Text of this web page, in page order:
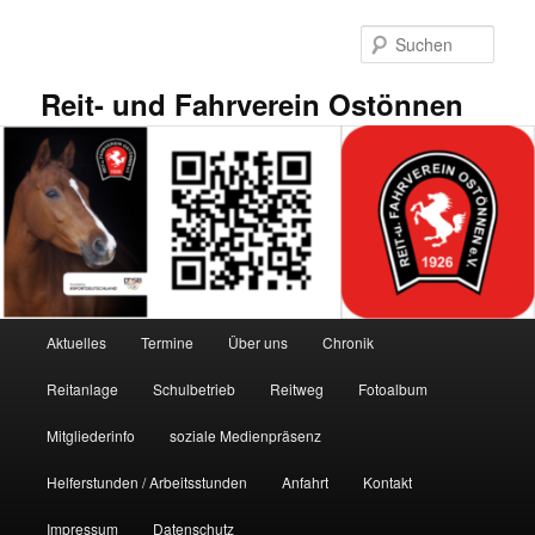
Reit- und Fahrverein Ostönnen
Aktuelles Termine Über uns Chronik
Reitanlage Schulbetrieb Reitweg Fotoalbum
Mitgliederinfo soziale Medienpräsenz
Helferstunden / Arbeitsstunden Anfahrt Kontakt
Impressum Datenschutz